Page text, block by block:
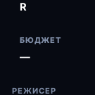
R
БЮДЖЕТ
—
РЕЖИСЕР